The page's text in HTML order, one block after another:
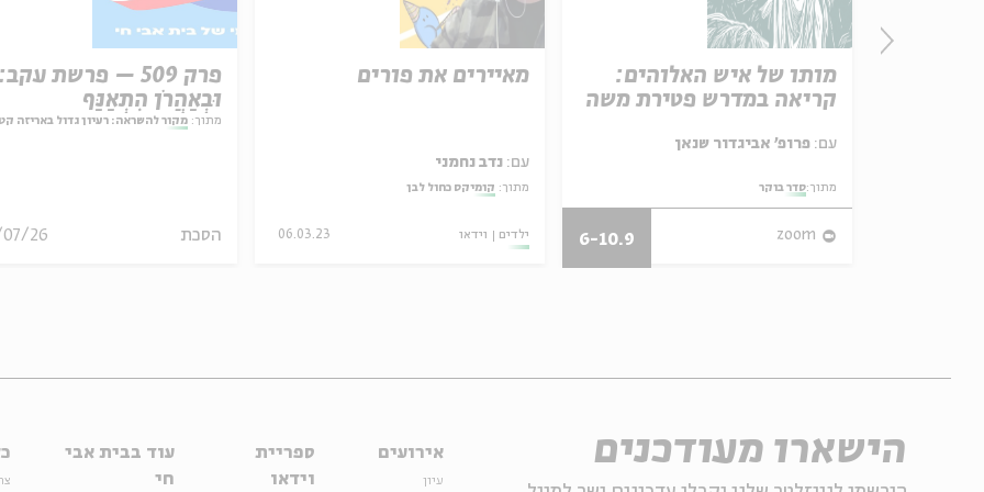
פרק 509 – פרשת עקב:
וּבְאַהֲרֹן הִתְאַנַּף
מתוך: מקור להשראה: רעיון גדול באריזה
הסכת 26
מאיירים את פורים
עם: נדב נחמני
מתוך: קומיקס כחול לבן
ילדים וידאו 06.03.23
מותו של איש האלוהים:
קריאה במדרש פטירת משה
עם:
מתוך:סדר בוקר
zoom
6-10.9
הישארו מעודכנים אירועים
עיון
ספריית
וידאו
עוד בבית אבי
חי